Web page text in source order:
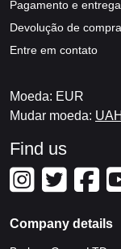
Pagamento e entrega
Devolução de
Entre em contato
Moeda: EUR
Mudar moeda: UAH
Find us
Company details